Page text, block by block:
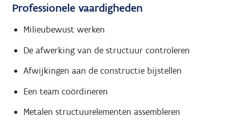
Professionele vaardigheden
Milieubewust werken
De afwerking van de structuur controleren
Afwijkingen aan de constructie bijstellen
Een team coördineren
Metalen structuurelementen assembleren